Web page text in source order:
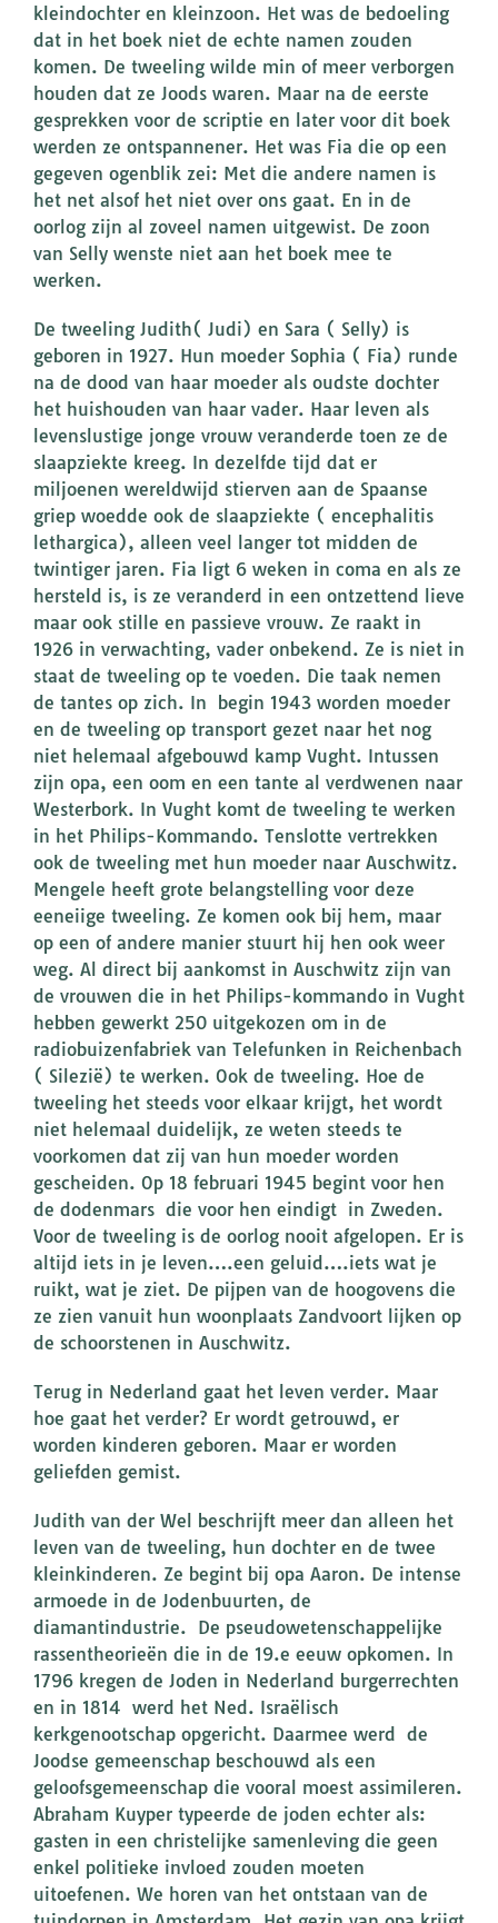
kleindochter en kleinzoon. Het was de bedoeling
dat in het boek niet de echte namen zouden
komen. De tweeling wilde min of meer verborgen
houden dat ze Joods waren. Maar na de eerste
gesprekken voor de scriptie en later voor dit boek
werden ze ontspannener. Het was Fia die op een
gegeven ogenblik zei: Met die andere namen is
het net alsof het niet over ons gaat. En in de
oorlog zijn al zoveel namen uitgewist. De zoon
van Selly wenste niet aan het boek mee te
werken.
De tweeling Judith( Judi) en Sara ( Selly) is
geboren in 1927. Hun moeder Sophia ( Fia) runde
na de dood van haar moeder als oudste dochter
het huishouden van haar vader. Haar leven als
levenslustige jonge vrouw veranderde toen ze de
slaapziekte kreeg. In dezelfde tijd dat er
miljoenen wereldwijd stierven aan de Spaanse
griep woedde ook de slaapziekte ( encephalitis
lethargica), alleen veel langer tot midden de
twintiger jaren. Fia ligt 6 weken in coma en als ze
hersteld is, is ze veranderd in een ontzettend lieve
maar ook stille en passieve vrouw. Ze raakt in
1926 in verwachting, vader onbekend. Ze is niet in
staat de tweeling op te voeden. Die taak nemen
de tantes op zich. In begin 1943 worden moeder
en de tweeling op transport gezet naar het nog
niet helemaal afgebouwd kamp Vught. Intussen
zijn opa, een oom en een tante al verdwenen naar
Westerbork. In Vught komt de tweeling te werken
in het Philips-Kommando. Tenslotte vertrekken
ook de tweeling met hun moeder naar Auschwitz.
Mengele heeft grote belangstelling voor deze
eeneiige tweeling. Ze komen ook bij hem, maar
op een of andere manier stuurt hij hen ook weer
weg. Al direct bij aankomst in Auschwitz zijn van
de vrouwen die in het Philips-kommando in Vught
hebben gewerkt 250 uitgekozen om in de
radiobuizenfabriek van Telefunken in Reichenbach
( Silezië) te werken. Ook de tweeling. Hoe de
tweeling het steeds voor elkaar krijgt, het wordt
niet helemaal duidelijk, ze weten steeds te
voorkomen dat zij van hun moeder worden
gescheiden. Op 18 februari 1945 begint voor hen
de dodenmars die voor hen eindigt in Zweden.
Voor de tweeling is de oorlog nooit afgelopen. Er is
altijd iets in je leven….een geluid….iets wat je
ruikt, wat je ziet. De pijpen van de hoogovens die
ze zien vanuit hun woonplaats Zandvoort lijken op
de schoorstenen in Auschwitz.
Terug in Nederland gaat het leven verder. Maar
hoe gaat het verder? Er wordt getrouwd, er
worden kinderen geboren. Maar er worden
geliefden gemist.
Judith van der Wel beschrijft meer dan alleen het
leven van de tweeling, hun dochter en de twee
kleinkinderen. Ze begint bij opa Aaron. De intense
armoede in de Jodenbuurten, de
diamantindustrie. De pseudowetenschappelijke
rassentheorieën die in de 19.e eeuw opkomen. In
1796 kregen de Joden in Nederland burgerrechten
en in 1814 werd het Ned. Israëlisch
kerkgenootschap opgericht. Daarmee werd de
Joodse gemeenschap beschouwd als een
geloofsgemeenschap die vooral moest assimileren.
Abraham Kuyper typeerde de joden echter als:
gasten in een christelijke samenleving die geen
enkel politieke invloed zouden moeten
uitoefenen. We horen van het ontstaan van de